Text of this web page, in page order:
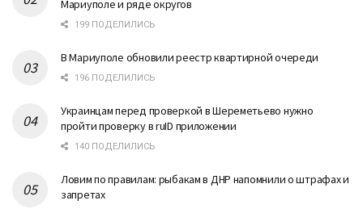
Мариуполе и ряде округов
199 ПОДЕЛИЛИСЬ
В Мариуполе обновили реестр квартирной очереди
196 ПОДЕЛИЛИСЬ
Украинцам перед проверкой в Шереметьево нужно
пройти проверку в ruID приложении
140 ПОДЕЛИЛИСЬ
Ловим по правилам: рыбакам в ДНР напомнили о штрафах и
запретах